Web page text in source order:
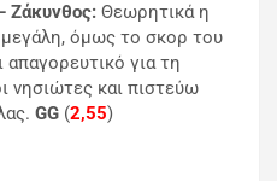
Ζάκυνθος: Θεωρητικά η
όμως το σκορ του
για τη
νησιώτες και πιστεύω
GG (2,55)